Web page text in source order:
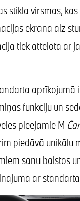
stikla virsmas,
ekrānā aiz
tiek attēlota ar
aprīkojumā
funkciju un
pieejamie M
piedāvā unikālu
sānu balstos
ar